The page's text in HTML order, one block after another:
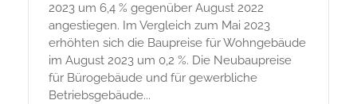
2023 um 6,4 % gegenüber August 2022
angestiegen. Im Vergleich zum Mai 2023
erhöhten sich die Baupreise für Wohngebäude
im August 2023 um 0,2 %. Die Neubaupreise
für Bürogebäude und für gewerbliche
Betriebsgebäude...